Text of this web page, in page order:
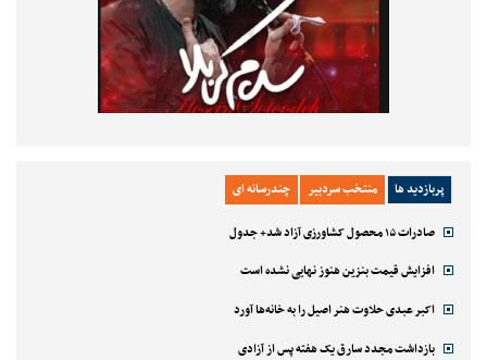
پربازدید ها منتخب سردبیر چندرسانه ای
صادرات ۱۵ محصول کشاورزی آزاد شد+ جدول
افزایش قیمت بنزین هنوز نهایی نشده است
اکبر عبدی حلاوت هنر اصیل را به خانه‌ها آورد
بازداشت مجدد سارق یک هفته پس از آزادی